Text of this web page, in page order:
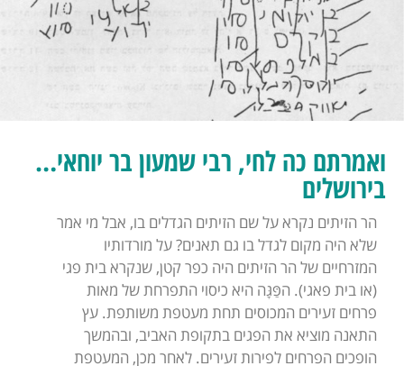
ואמרתם כה לחי, רבי שמעון בר יוחאי…
בירושלים
הר הזיתים נקרא על שם הזיתים הגדלים בו, אבל מי אמר
שלא היה מקום לגדל בו גם תאנים? על מורדותיו
המזרחיים של הר הזיתים היה כפר קטן, שנקרא בית פגי
(או בית פאגי). הפַּּגָּה היא כיסוי התפרחת של מאות
פרחים זעירים המכוסים תחת מעטפת משותפת. עץ
התאנה מוציא את הפגים בתקופת האביב, ובהמשך
הופכים הפרחים לפירות זעירים. לאחר מכן, המעטפת